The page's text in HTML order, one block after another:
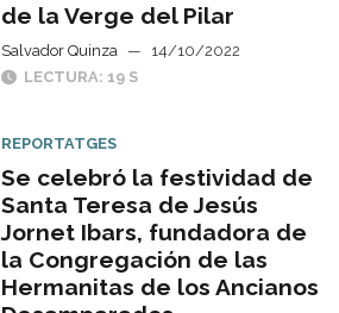
de la Verge del Pilar
Salvador Quinza —
14/10/2022
LECTURA: 19 S
REPORTATGES
Se celebró la festividad de
Santa Teresa de Jesús
Jornet Ibars, fundadora de
la Congregación de las
Hermanitas de los Ancianos